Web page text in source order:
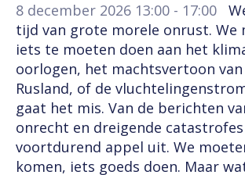
8 december 2026 13:00 - 17:00
tijd van grote morele onrust. We
iets te moeten doen aan het
oorlogen, het machtsvertoon van
Rusland, of de
gaat het mis. Van de berichten
onrecht en dreigende
voortdurend appel uit. We
komen, iets goeds doen. Maar